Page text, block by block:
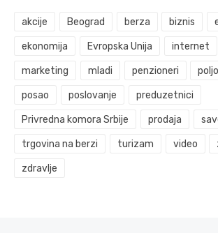
akcije Beograd berza biznis
ekonomija Evropska Unija internet
marketing mladi penzioneri
posao poslovanje preduzetnici
Privredna komora Srbije prodaja
trgovina na berzi turizam video
zdravlje